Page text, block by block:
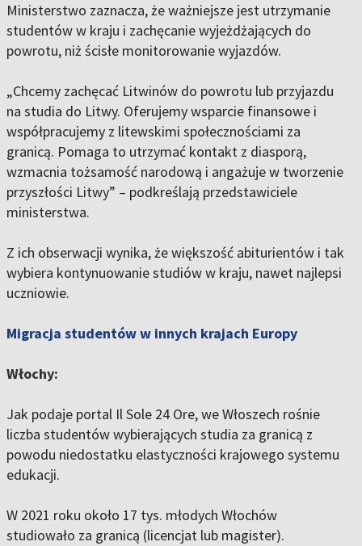
Ministerstwo zaznacza, że ważniejsze jest utrzymanie
studentów w kraju i zachęcanie wyjeżdżających do
powrotu, niż ścisłe monitorowanie wyjazdów.
„Chcemy zachęcać Litwinów do powrotu lub przyjazdu
na studia do Litwy. Oferujemy wsparcie finansowe i
współpracujemy z litewskimi społecznościami za
granicą. Pomaga to utrzymać kontakt z diasporą,
wzmacnia tożsamość narodową i angażuje w tworzenie
przyszłości Litwy” – podkreślają przedstawiciele
ministerstwa.
Z ich obserwacji wynika, że większość abiturientów i tak
wybiera kontynuowanie studiów w kraju, nawet najlepsi
uczniowie.
Migracja studentów w innych krajach Europy
Włochy:
Jak podaje portal Il Sole 24 Ore, we Włoszech rośnie
liczba studentów wybierających studia za granicą z
powodu niedostatku elastyczności krajowego systemu
edukacji.
W 2021 roku około 17 tys. młodych Włochów
studiowało za granicą (licencjat lub magister).